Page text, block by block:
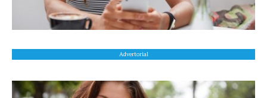
Advertorial